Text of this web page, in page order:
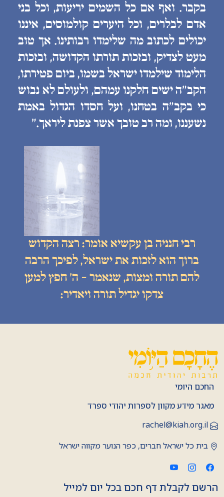
בקבר. ואף אם כל השמים יריעות, וכל בני
אדם לבלרים, וכל היערים קולמוסים, איננו
יכולים לכתוב מה שלימדו רבותינו. אך טוב
מעט לצדיק, ובזכות תורתו הקדושה, ובזכות
הלימוד שילמדו ישראל בשמו, ביום פטירתו,
הקב״ה ישים חלקנו עמהם, ולעולם לא נבוש
כי בקב״ה בטחנו, ועל חסדו הגדול באמת
נשעננו, ומה רב טובך אשר צפנת ליראך.״
רבי חנניה בן עקשיא אומר: רצה הקדוש
ברוך הוא לזכות את ישראל, לפיכך הרבה
להם תורה ומצות, שנאמר - ה׳ חפץ למען
צדקו יגדיל תורה ויאדיר:
החכם היומי
מאגר מידע מקוון לספרות יהודי ספרד
rachel@kiah.org.il
בית כל ישראל חברים, כפר הנוער מקווה ישראל
הרשם לקבלת דף חכם בכל יום למייל